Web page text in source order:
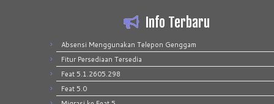
Info Terbaru
Absensi Menggunakan Telepon Genggam
Fitur Persediaan Tersedia
Feat 5.1.2605.298
Feat 5.0